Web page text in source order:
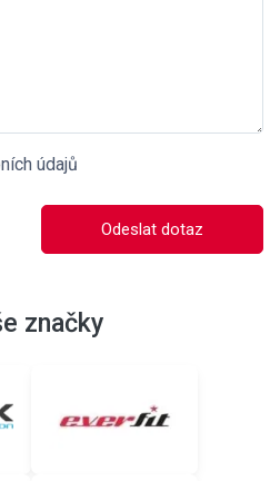
údajů
Odeslat dotaz
značky